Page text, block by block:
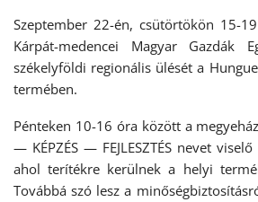
Szeptember 22-én, csütörtökön 15-
Kárpát-medencei Magyar Gazdák
székelyföldi regionális ülését a
termében.
Pénteken 10-16 óra között a
— KÉPZÉS — FEJLESZTÉS nevet
ahol terítékre kerülnek a helyi
Továbbá szó lesz a